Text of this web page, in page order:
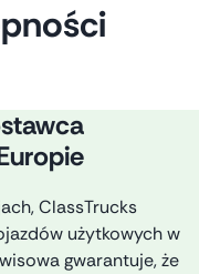
ClassTrucks
użytkowych w
gwarantuje, że